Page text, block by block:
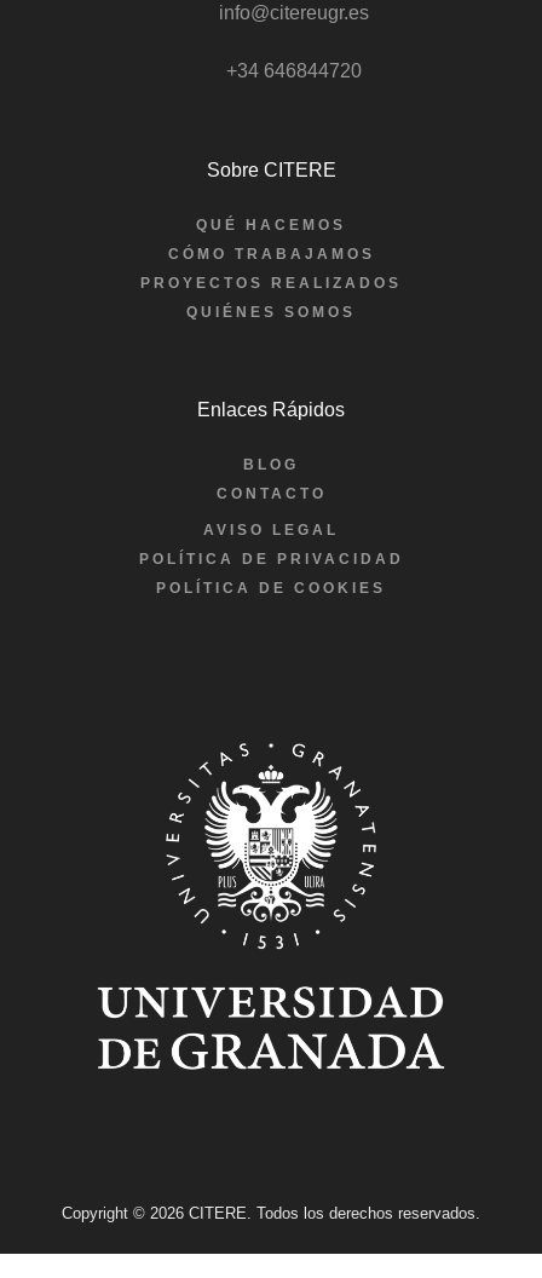
info@citereugr.es
+34 646844720
Sobre CITERE
QUÉ HACEMOS
CÓMO TRABAJAMOS
PROYECTOS REALIZADOS
QUIÉNES SOMOS
Enlaces Rápidos
BLOG
CONTACTO
AVISO LEGAL
POLÍTICA DE PRIVACIDAD
POLÍTICA DE COOKIES
Copyright © 2026 CITERE. Todos los derechos reservados.